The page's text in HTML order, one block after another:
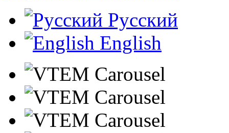
Русский
English